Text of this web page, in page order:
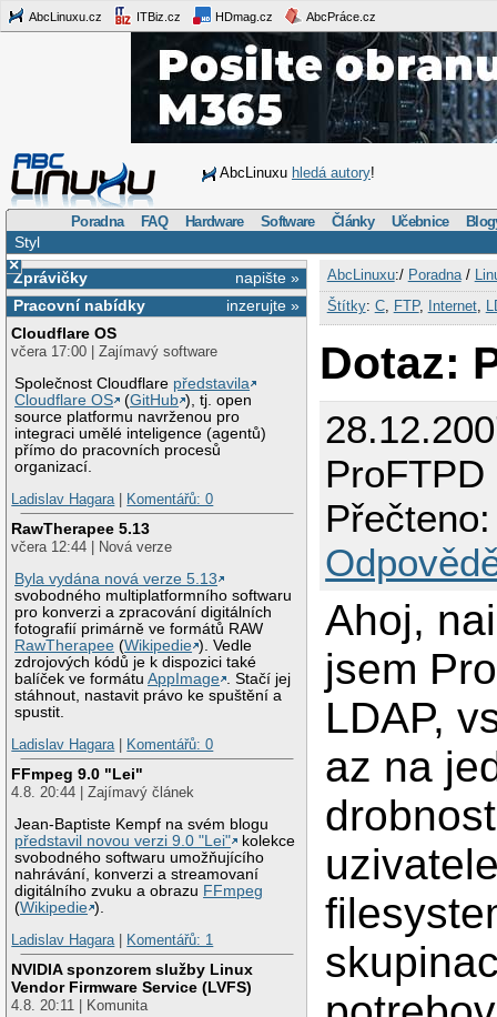
AbcLinuxu.cz ITBiz.cz HDmag.cz AbcPráce.cz
AbcLinuxu hledá autory!
Poradna FAQ Hardware Software Články Učebnice
Styl
×
napište »
Zprávičky
inzerujte »
Pracovní nabídky
Cloudflare OS
včera 17:00 | Zajímavý software
Společnost Cloudflare představila
Cloudflare OS
(GitHub ), tj. open
source platformu navrženou pro
integraci umělé inteligence (agentů)
přímo do pracovních procesů
organizací.
Ladislav Hagara| Komentářů: 0
RawTherapee 5.13
včera 12:44 | Nová verze
Byla vydána nová verze 5.13
svobodného multiplatformního softwaru
pro konverzi a zpracování digitálních
fotografií primárně ve formátů RAW
RawTherapee (Wikipedie ). Vedle
zdrojových kódů je k dispozici také
balíček ve formátuAppImage
. Stačí jej
stáhnout, nastavit právo ke spuštění a
spustit.
Ladislav Hagara| Komentářů: 0
FFmpeg 9.0 "Lei"
4.8. 20:44 | Zajímavý článek
Jean-Baptiste Kempf na svém blogu
představil novou verzi 9.0 "Lei"
kolekce
svobodného softwaru umožňujícího
nahrávání, konverzi a streamovaní
digitálního zvuku a obrazu FFmpeg
(Wikipedie ).
Ladislav Hagara| Komentářů: 1
NVIDIA sponzorem služby Linux
Vendor Firmware Service (LVFS)
4.8. 20:11 | Komunita
AbcLinuxu:/ Poradna/
Štítky: C, FTP, Internet,
Dotaz:
ProFTPD
Ahoj,
jsem
LDAP,
az na